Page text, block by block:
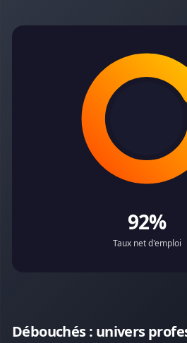
92%
Taux net d'emploi
Débouchés : univers